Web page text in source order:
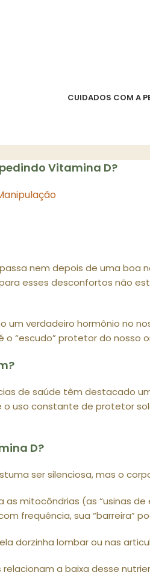
CUIDADOS COM A
Vitamina D?
nem depois de uma boa
esses desconfortos não
um verdadeiro hormônio no
o “escudo” protetor do nosso
de saúde têm destacado
uso constante de protetor
D?
ser silenciosa, mas o
as mitocôndrias (as “usinas
frequência, sua “barreira”
dorzinha lombar ou nas
relacionam a baixa desse